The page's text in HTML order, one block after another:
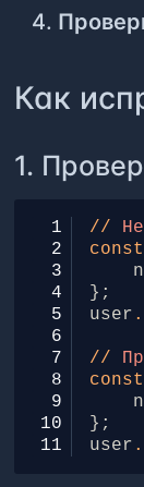
Как
1.
1 //
2
const
3
4
};
5
user .
6
7
//
8
const
9
10
};
11
user .